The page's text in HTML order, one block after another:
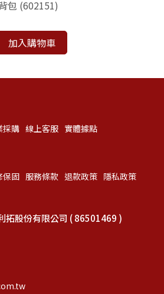
包 (602151)
加入購物車
採購 線上客服 實體據點
保固 服務條款 退款政策 隱私政策
拓股份有限公司 ( 86501469 )